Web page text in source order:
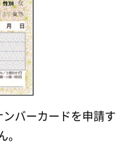
バーカードを申請す